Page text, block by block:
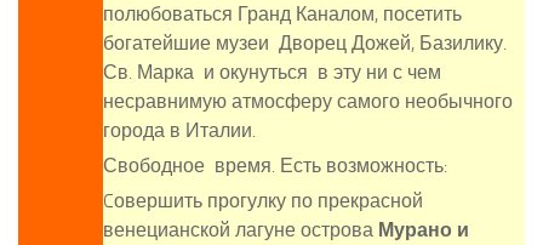
полюбоваться Гранд Каналом, посетить
богатейшие музеи Дворец Дожей, Базилику.
Св. Марка и окунуться в эту ни с чем
несравнимую атмосферу самого необычного
города в Италии.
Свободное время. Есть возможность:
Cовершить прогулку по прекрасной
венецианской лагуне острова Мурано и